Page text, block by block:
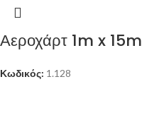
Αεροχάρτ 1m x 15m
Κωδικός: 1.128